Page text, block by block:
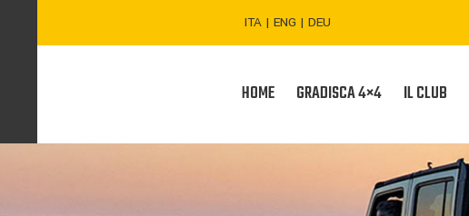
ITA | ENG | DEU
HOME GRADISCA 4×4 IL CLUB